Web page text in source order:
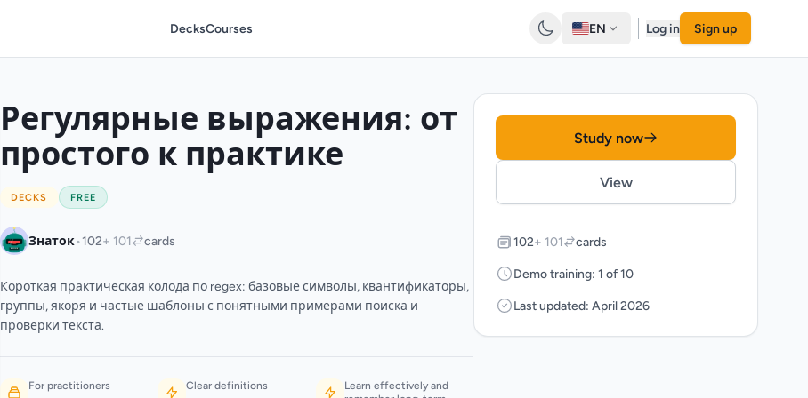
DecksCourses EN Log in Sign up
Регулярные выражения: от
простого к практике
DECKS FREE
Знаток•102+ 101 cards
Короткая практическая колода по regex: базовые символы, квантификаторы,
группы, якоря и частые шаблоны с понятными примерами поиска и
проверки текста.
For practitioners Clear definitions
Learn effectively and
Study now
View
102+ 101 cards
Demo training: 1 of 10
Last updated: April 2026